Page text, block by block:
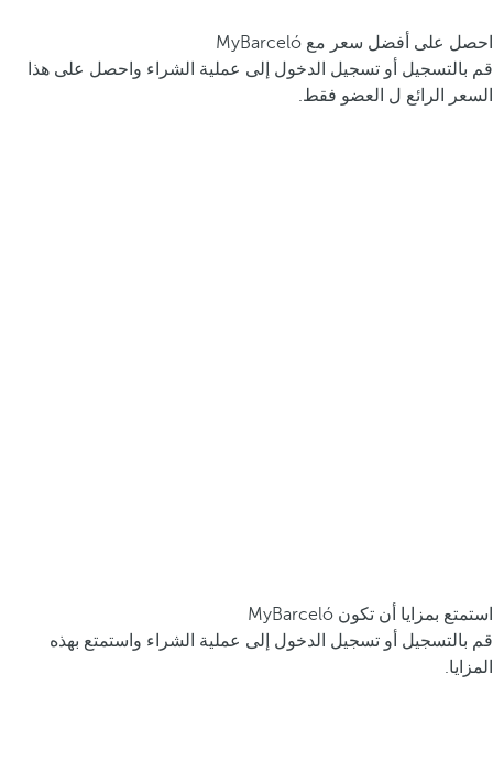
احصل على أفضل سعر مع MyBarceló
قم بالتسجيل أو تسجيل الدخول إلى عملية الشراء واحصل على هذا
السعر الرائع ل العضو فقط.
استمتع بمزايا أن تكون MyBarceló
قم بالتسجيل أو تسجيل الدخول إلى عملية الشراء واستمتع بهذه
المزايا.